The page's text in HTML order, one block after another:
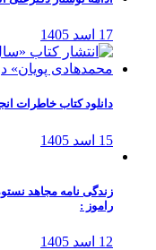
17 اسد 1405
دانلود کتاب خاطرات
15 اسد 1405
زندگی نامه مجاهد
راموز :
12 اسد 1405